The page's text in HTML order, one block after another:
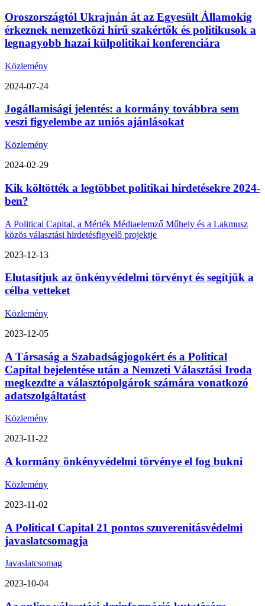
Oroszországtól Ukrajnán át az Egyesült Államokig
érkeznek nemzetközi hírű szakértők és politikusok a
legnagyobb hazai külpolitikai konferenciára
Közlemény
2024-07-24
Jogállamisági jelentés: a kormány továbbra sem
veszi figyelembe az uniós ajánlásokat
Közlemény
2024-02-29
Kik költötték a legtöbbet politikai hirdetésekre 2024-
ben?
A Political Capital, a Mérték Médiaelemző Műhely és a Lakmusz
közös választási hirdetésfigyelő projektje
2023-12-13
Elutasítjuk az önkényvédelmi törvényt és segítjük a
célba vetteket
Közlemény
2023-12-05
A Társaság a Szabadságjogokért és a Political
Capital bejelentése után a Nemzeti Választási Iroda
megkezdte a választópolgárok számára vonatkozó
adatszolgáltatást
Közlemény
2023-11-22
A kormány önkényvédelmi törvénye el fog bukni
Közlemény
2023-11-02
A Political Capital 21 pontos szuverenitásvédelmi
javaslatcsomagja
Javaslatcsomag
2023-10-04